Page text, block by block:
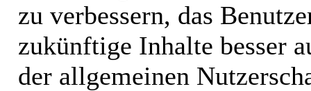
zu verbessern, das
zukünftige Inhalte besser
der allgemeinen